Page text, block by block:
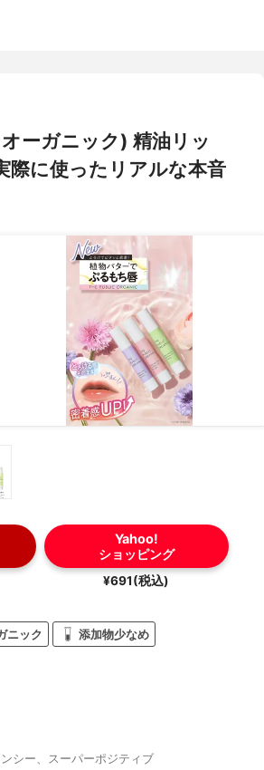
ーガニック) 精油リッ
際に使ったリアルな本音
Yahoo!
ショッピング
¥691(税込)
ニック 添加物少なめ
シー、スーパーポジティブ